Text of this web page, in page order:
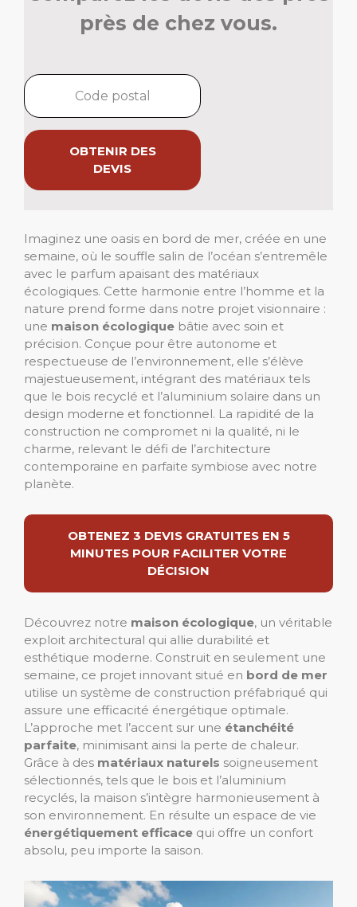
près de chez vous.
OBTENIR DES
DEVIS
Imaginez une oasis en bord de mer, créée en une
semaine, où le souffle salin de l’océan s’entremêle
avec le parfum apaisant des matériaux
écologiques. Cette harmonie entre l’homme et la
nature prend forme dans notre projet visionnaire :
une maison écologique bâtie avec soin et
précision. Conçue pour être autonome et
respectueuse de l’environnement, elle s’élève
majestueusement, intégrant des matériaux tels
que le bois recyclé et l’aluminium solaire dans un
design moderne et fonctionnel. La rapidité de la
construction ne compromet ni la qualité, ni le
charme, relevant le défi de l’architecture
contemporaine en parfaite symbiose avec notre
planète.
OBTENEZ 3 DEVIS GRATUITES EN 5
MINUTES POUR FACILITER VOTRE
DÉCISION
Découvrez notre maison écologique, un véritable
exploit architectural qui allie durabilité et
esthétique moderne. Construit en seulement une
semaine, ce projet innovant situé en bord de mer
utilise un système de construction préfabriqué qui
assure une efficacité énergétique optimale.
L’approche met l’accent sur une étanchéité
parfaite, minimisant ainsi la perte de chaleur.
Grâce à des matériaux naturels soigneusement
sélectionnés, tels que le bois et l’aluminium
recyclés, la maison s’intègre harmonieusement à
son environnement. En résulte un espace de vie
énergétiquement efficace qui offre un confort
absolu, peu importe la saison.